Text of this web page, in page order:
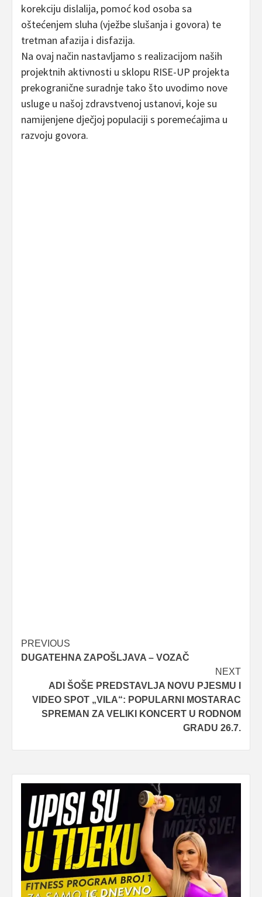
korekciju dislalija, pomoć kod osoba sa
oštećenjem sluha (vježbe slušanja i govora) te
tretman afazija i disfazija.
Na ovaj način nastavljamo s realizacijom naših
projektnih aktivnosti u sklopu RISE-UP projekta
prekogranične suradnje tako što uvodimo nove
usluge u našoj zdravstvenoj ustanovi, koje su
namijenjene dječjoj populaciji s poremećajima u
razvoju govora.
Post
navigation
PREVIOUS
DUGATEHNA ZAPOŠLJAVA – VOZAČ
NEXT
ADI ŠOŠE PREDSTAVLJA NOVU PJESMU I
VIDEO SPOT „VILA“: POPULARNI MOSTARAC
SPREMAN ZA VELIKI KONCERT U RODNOM
GRADU 26.7.